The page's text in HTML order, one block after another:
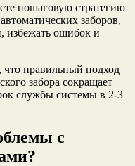
пошаговую стратегию
заборов,
избежать ошибок и
правильный подход
забора сокращает
службы системы в 2-3
с